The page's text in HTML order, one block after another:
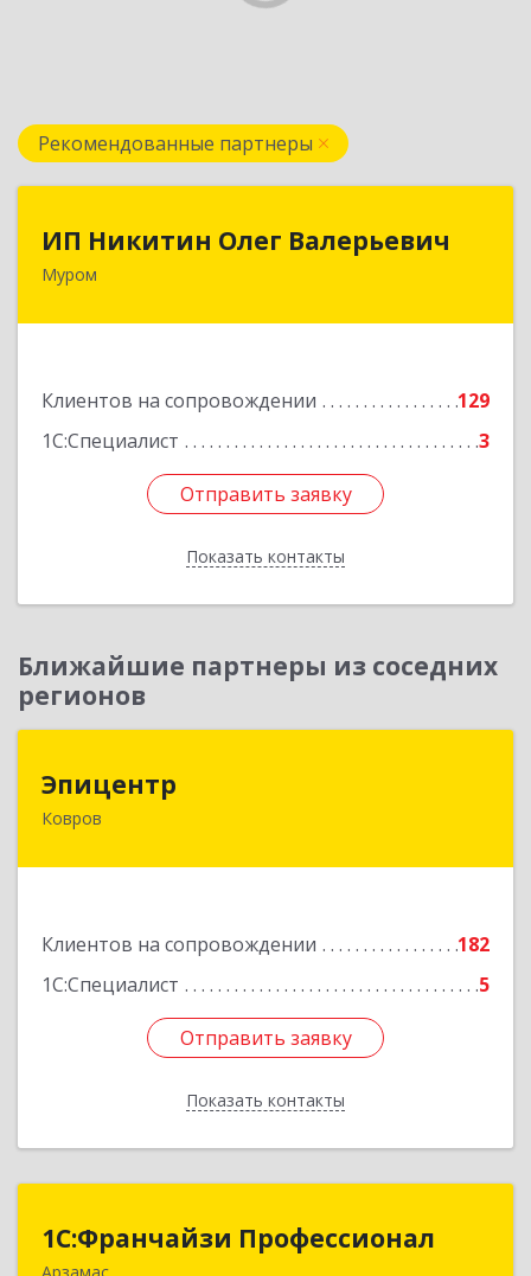
Рекомендованные партнеры
ИП Никитин Олег Валерьевич
Муром
Клиентов на сопровождении
129
1С:Специалист
3
Отправить заявку
Показать контакты
Отправить заявку
Назад
Ближайшие партнеры из соседних
регионов
Эпицентр
Ковров
Клиентов на сопровождении
182
1С:Специалист
5
Отправить заявку
Показать контакты
601900, Владимирская обл, Ковров г, Барсукова
Отправить заявку
Назад
1С:Франчайзи Профессионал
Арзамас
1С:Франчайзи Профессионал